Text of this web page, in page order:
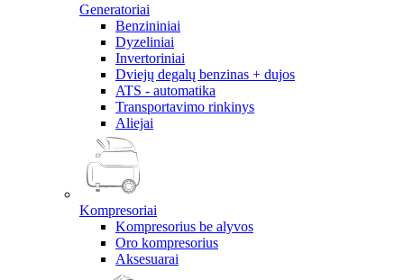
Generatoriai
Benzininiai
Dyzeliniai
Invertoriniai
Dviejų degalų benzinas + dujos
ATS - automatika
Transportavimo rinkinys
Aliejai
Kompresoriai
Kompresorius be alyvos
Oro kompresorius
Aksesuarai